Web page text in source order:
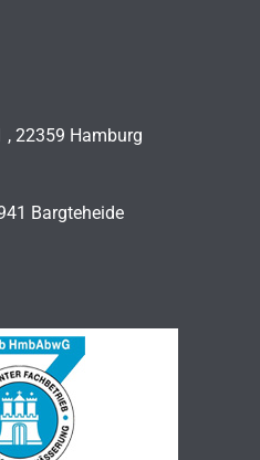
, 22359 Hamburg
Bargteheide